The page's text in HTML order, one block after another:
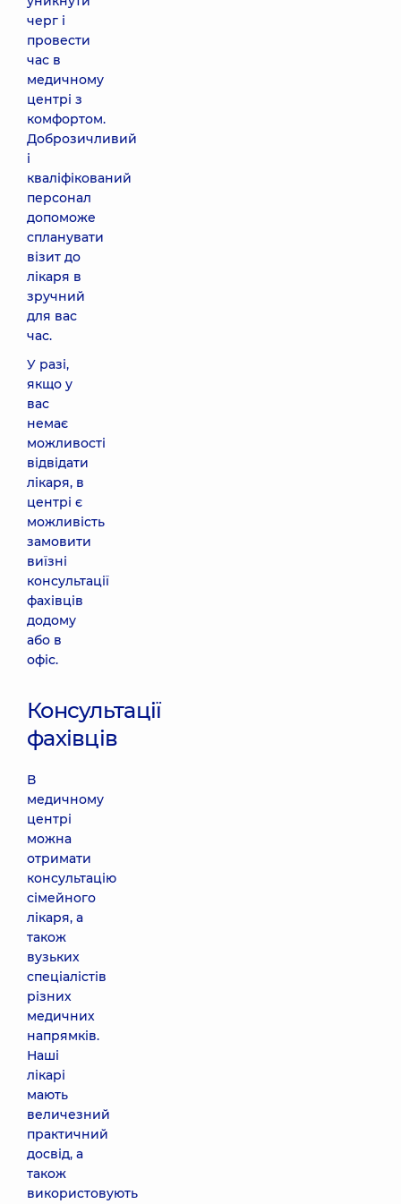
черг і
провести
час в
медичному
центрі з
комфортом.
Доброзичливий
і
кваліфікований
персонал
допоможе
спланувати
візит до
лікаря в
зручний
для вас
час.
У разі,
якщо у
вас
немає
можливості
відвідати
лікаря, в
центрі є
можливість
замовити
виїзні
консультації
фахівців
додому
або в
офіс.
Консультації
фахівців
В
медичному
центрі
можна
отримати
консультацію
сімейного
лікаря, а
також
вузьких
спеціалістів
різних
медичних
напрямків.
Наші
лікарі
мають
величезний
практичний
досвід, а
також
використовують